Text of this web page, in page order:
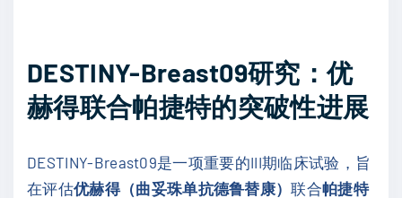
DESTINY-Breast09研究：优
赫得联合帕捷特的突破性进展
DESTINY-Breast09是一项重要的III期临床试验，旨
在评估优赫得（曲妥珠单抗德鲁替康）联合帕捷特